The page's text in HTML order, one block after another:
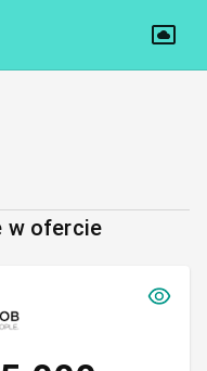
w ofercie